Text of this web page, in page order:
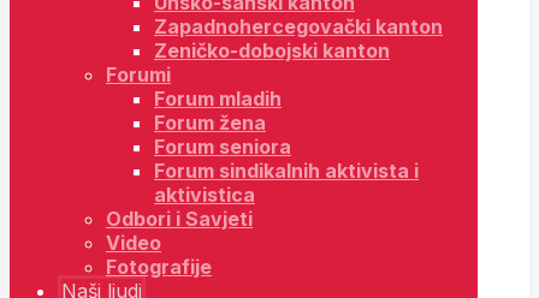
Zapadnohercegovački kanton
Zeničko-dobojski kanton
Forumi
Forum mladih
Forum žena
Forum seniora
Forum sindikalnih aktivista i
aktivistica
Odbori i Savjeti
Video
Fotografije
Naši ljudi